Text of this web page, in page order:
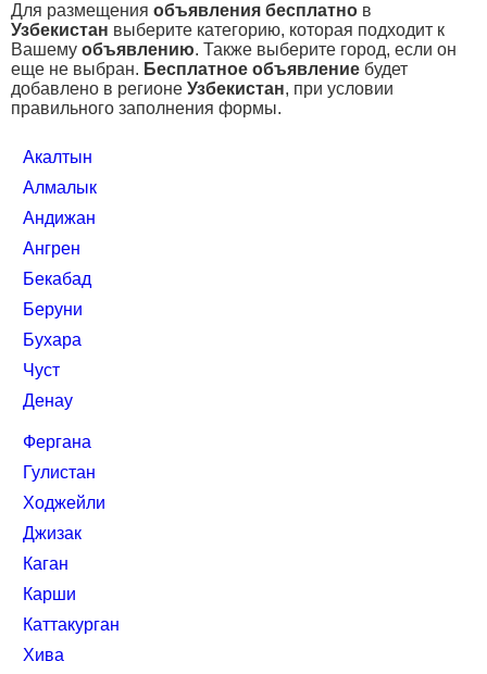
Для размещения объявления бесплатно в
Узбекистан выберите категорию, которая подходит к
Вашему объявлению. Также выберите город, если он
еще не выбран. Бесплатное объявление будет
добавлено в регионе Узбекистан, при условии
правильного заполнения формы.
Акалтын
Алмалык
Андижан
Ангрен
Бекабад
Беруни
Бухара
Чуст
Денау
Фергана
Гулистан
Ходжейли
Джизак
Каган
Карши
Каттакурган
Хива